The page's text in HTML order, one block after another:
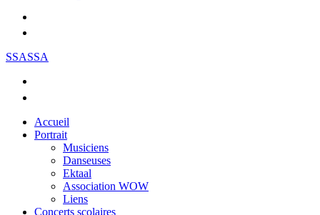
SSASSA
Accueil
Portrait
Musiciens
Danseuses
Ektaal
Association WOW
Liens
Concerts scolaires